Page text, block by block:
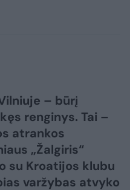
– būrį
renginys. Tai –
atrankos
„Žalgiris“
su Kroatijos klubu
varžybas atvyko